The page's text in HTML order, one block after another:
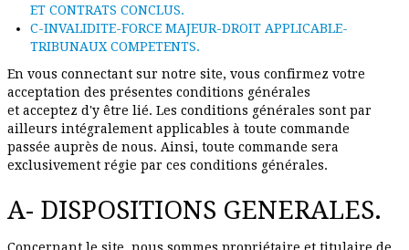
Tête en argile
les-dessins
Album photo
ET CONTRATS CONCLUS.
C-INVALIDITE-FORCE MAJEUR-DROIT APPLICABLE-
TRIBUNAUX COMPETENTS.
En vous connectant sur notre site, vous confirmez votre
acceptation des présentes conditions générales
et acceptez d'y être lié. Les conditions générales sont par
ailleurs intégralement applicables à toute commande
passée auprès de nous. Ainsi, toute commande sera
exclusivement régie par ces conditions générales.
A- DISPOSITIONS GENERALES.